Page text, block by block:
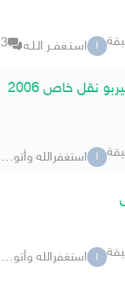
ا اسـتـغفــر الـلـه 3
نقل خاص 2006
ا استغفرالله وأتوب إليه 33م
ا استغفرالله وأتوب إليه 33م